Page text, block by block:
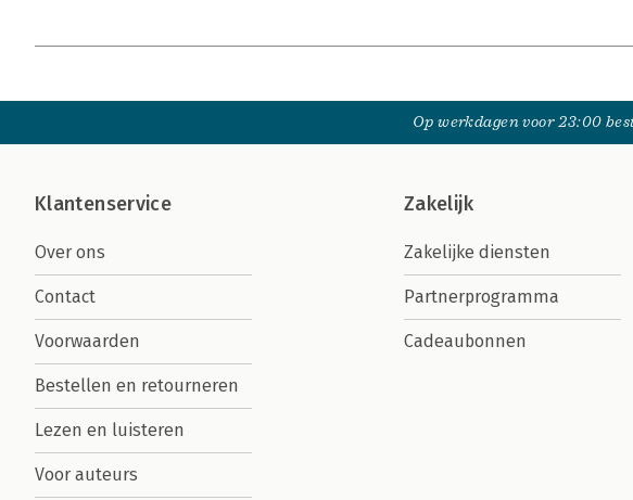
Op werkdagen voor 23:00
Klantenservice
Over ons
Contact
Voorwaarden
Bestellen en retourneren
Lezen en luisteren
Voor auteurs
Zakelijk
Zakelijke diensten
Partnerprogramma
Cadeaubonnen